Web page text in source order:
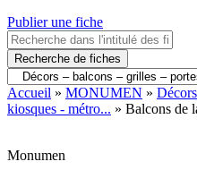
Publier une fiche
Recherche de fiches
Accueil » MONUMEN »
kiosques - métro... » Balcons de
Monumen